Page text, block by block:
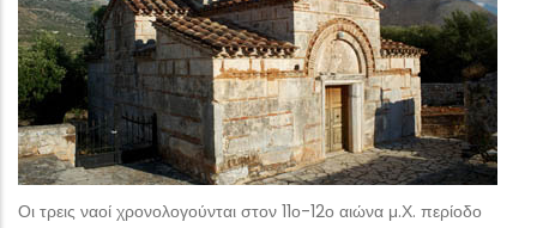
Οι τρεις ναοί χρονολογούνται στον 11ο-12ο αιώνα μ.Χ. περίοδο